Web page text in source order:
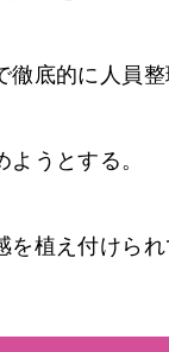
底的に人員整
うとする。
を植え付けら